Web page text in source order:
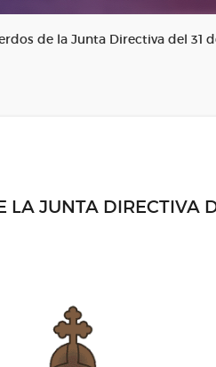
de la Junta Directiva del 31
LA JUNTA DIRECTIVA